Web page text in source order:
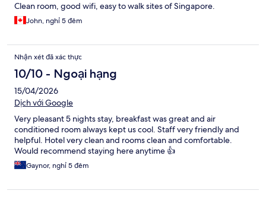
Clean room, good wifi, easy to walk sites of Singapore.
John, nghỉ 5 đêm
Nhận xét đã xác thực
10/10 - Ngoại hạng
15/04/2026
Dịch với Google
Very pleasant 5 nights stay, breakfast was great and air
conditioned room always kept us cool. Staff very friendly and
helpful. Hotel very clean and rooms clean and comfortable.
Would recommend staying here anytime 👍
Gaynor, nghỉ 5 đêm